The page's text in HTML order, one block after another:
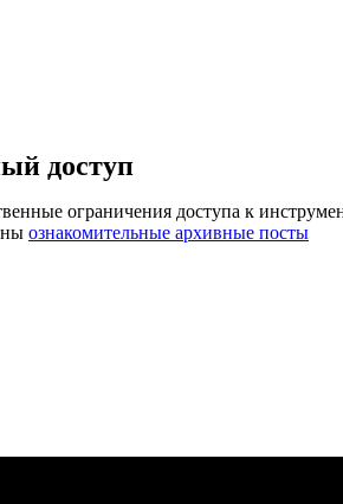
доступ
ограничения доступа к
ознакомительные архивные посты